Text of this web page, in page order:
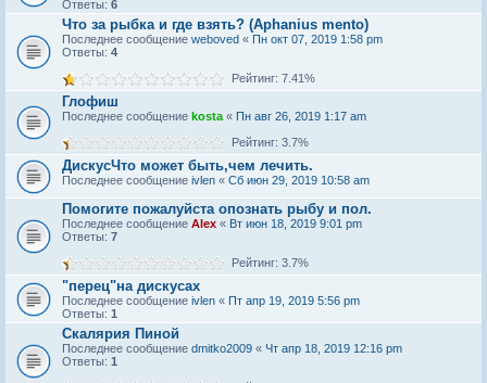
Ответы: 6
Что за рыбка и где взять? (Aphanius mento)
Последнее сообщение weboved « Пн окт 07, 2019 1:58 pm
Ответы: 4
Рейтинг: 7.41%
Глофиш
Последнее сообщение kosta « Пн авг 26, 2019 1:17 am
Рейтинг: 3.7%
ДискусЧто может быть,чем лечить.
Последнее сообщение ivlen « Сб июн 29, 2019 10:58 am
Помогите пожалуйста опознать рыбу и пол.
Последнее сообщение Alex « Вт июн 18, 2019 9:01 pm
Ответы: 7
Рейтинг: 3.7%
"перец"на дискусах
Последнее сообщение ivlen « Пт апр 19, 2019 5:56 pm
Ответы: 1
Скалярия Пиной
Последнее сообщение dmitko2009 « Чт апр 18, 2019 12:16 pm
Ответы: 1